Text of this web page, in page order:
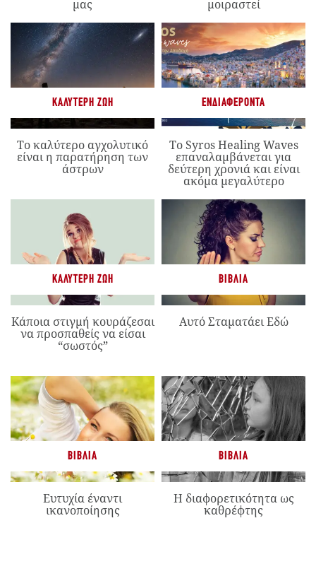
μας μοιραστεί
ΚΑΛΎΤΕΡΗ ΖΩΉ
Το καλύτερο αγχολυτικό
είναι η παρατήρηση των
άστρων
ΕΝΔΙΑΦΈΡΟΝΤΑ
Το Syros Healing Waves
επαναλαμβάνεται για
δεύτερη χρονιά και είναι
ακόμα μεγαλύτερο
ΚΑΛΎΤΕΡΗ ΖΩΉ
Κάποια στιγμή κουράζεσαι
να προσπαθείς να είσαι
“σωστός”
ΒΙΒΛΊΑ
Αυτό Σταματάει Εδώ
ΒΙΒΛΊΑ
Ευτυχία έναντι
ικανοποίησης
ΒΙΒΛΊΑ
Η διαφορετικότητα ως
καθρέφτης